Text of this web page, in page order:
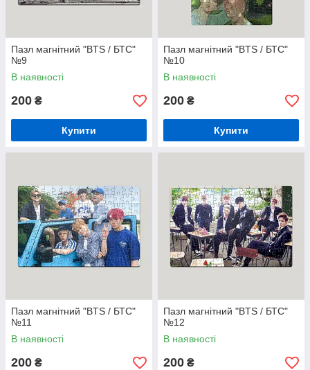
Пазл магнітний "BTS / БТС"
№9
В наявності
200 ₴
Купити
Пазл магнітний "BTS / БТС"
№10
В наявності
200 ₴
Купити
Пазл магнітний "BTS / БТС"
№11
В наявності
200 ₴
Пазл магнітний "BTS / БТС"
№12
В наявності
200 ₴